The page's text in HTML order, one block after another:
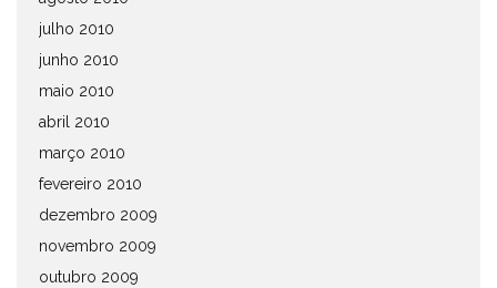
julho 2010
junho 2010
maio 2010
abril 2010
março 2010
fevereiro 2010
dezembro 2009
novembro 2009
outubro 2009